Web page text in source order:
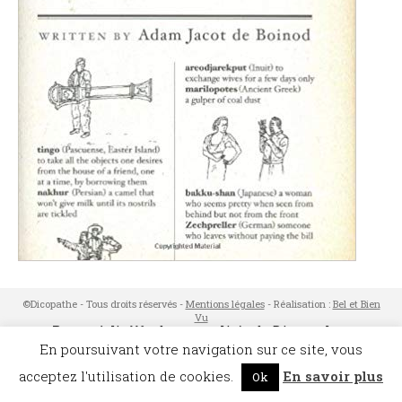
©Dicopathe - Tous droits réservés - Mentions légales- Réalisation : Bel et Bien
Vu
Restez à l'affût des actualités de Dicopathe -
Abonnez-vous !
En poursuivant votre navigation sur ce site, vous
acceptez l'utilisation de cookies.
Ok En savoir plus